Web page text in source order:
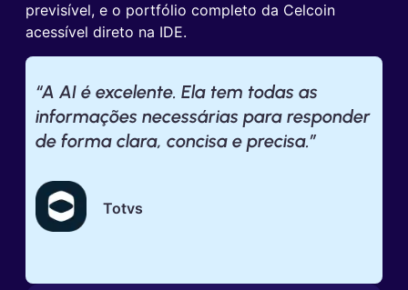
previsível, e o portfólio completo da Celcoin
acessível direto na IDE.
“A AI é excelente. Ela tem todas as
informações necessárias para responder
de forma clara, concisa e precisa.”
Totvs